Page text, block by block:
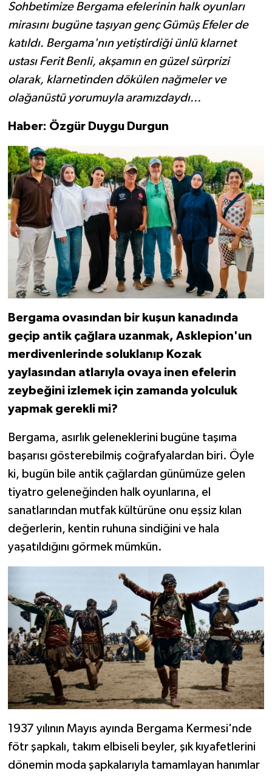
Sohbetimize Bergama efelerinin halk oyunları
mirasını bugüne taşıyan genç Gümüş Efeler de
katıldı. Bergama'nın yetiştirdiği ünlü klarnet
ustası Ferit Benli, akşamın en güzel sürprizi
olarak, klarnetinden dökülen nağmeler ve
olağanüstü yorumuyla aramızdaydı...
Haber: Özgür Duygu Durgun
Bergama ovasından bir kuşun kanadında
geçip antik çağlara uzanmak, Asklepion'un
merdivenlerinde soluklanıp Kozak
yaylasından atlarıyla ovaya inen efelerin
zeybeğini izlemek için zamanda yolculuk
yapmak gerekli mi?
Bergama, asırlık geleneklerini bugüne taşıma
başarısı gösterebilmiş coğrafyalardan biri. Öyle
ki, bugün bile antik çağlardan günümüze gelen
tiyatro geleneğinden halk oyunlarına, el
sanatlarından mutfak kültürüne onu eşsiz kılan
değerlerin, kentin ruhuna sindiğini ve hala
yaşatıldığını görmek mümkün.
1937 yılının Mayıs ayında Bergama Kermesi'nde
fötr şapkalı, takım elbiseli beyler, şık kıyafetlerini
dönemin moda şapkalarıyla tamamlayan hanımlar